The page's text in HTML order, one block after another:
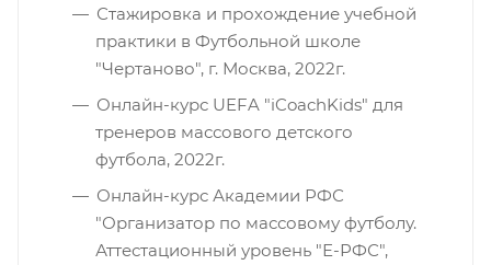
Стажировка и прохождение учебной
практики в Футбольной школе
"Чертаново", г. Москва, 2022г.
Онлайн-курс UEFA "iCoachKids" для
тренеров массового детского
футбола, 2022г.
Онлайн-курс Академии РФС
"Организатор по массовому футболу.
Аттестационный уровень "Е-РФС",